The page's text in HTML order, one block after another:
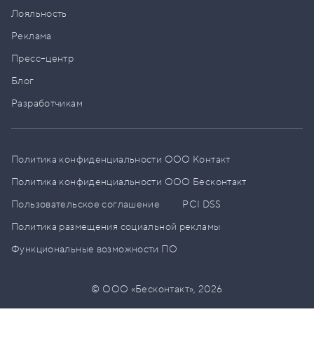
Лояльность
Реклама
Пресс–центр
Блог
Разработчикам
Политика конфиденциальности ООО Контакт
Политика конфиденциальности ООО Бесконтакт
Пользовательское соглашение
PCI DSS
Политика размещения социальной рекламы
Функциональные возможности ПО
© ООО «Бесконтакт»,2026